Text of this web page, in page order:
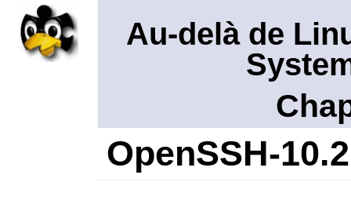
Au-delà de
OpenSSH-